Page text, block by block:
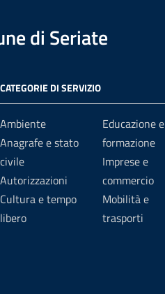
di Seriate
CATEGORIE DI SERVIZIO
Ambiente
Anagrafe e stato
civile
Autorizzazioni
Cultura e tempo
libero
Educazione e
formazione
Imprese e
commercio
Mobilità e
trasporti